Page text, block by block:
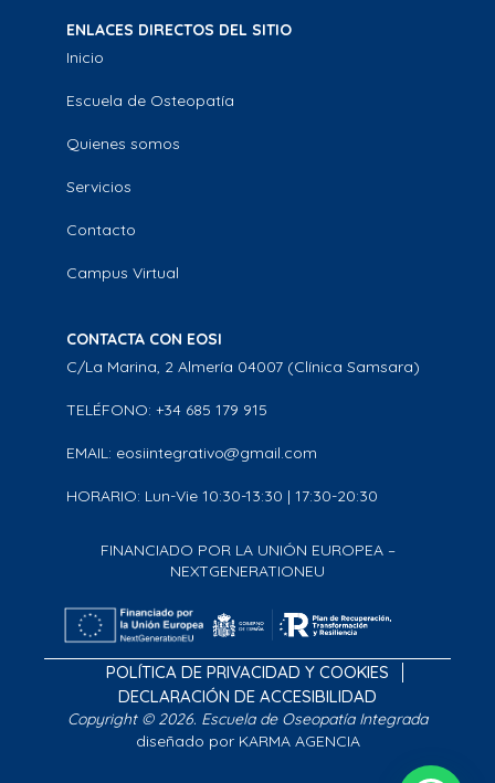
ENLACES DIRECTOS DEL SITIO
Inicio
Escuela de Osteopatía
Quienes somos
Servicios
Contacto
Campus Virtual
CONTACTA CON EOSI
C/La Marina, 2 Almería 04007 (Clínica Samsara)
TELÉFONO: +34 685 179 915
EMAIL: eosiintegrativo@gmail.com
HORARIO: Lun-Vie 10:30-13:30 | 17:30-20:30
FINANCIADO POR LA UNIÓN EUROPEA –
NEXTGENERATIONEU
POLÍTICA DE PRIVACIDAD Y COOKIES
DECLARACIÓN DE ACCESIBILIDAD
Copyright © 2026. Escuela de Oseopatía Integrada
diseñado por KARMA AGENCIA